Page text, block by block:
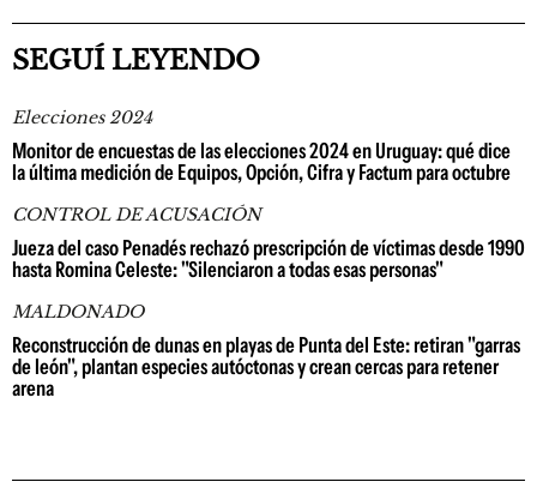
SEGUÍ LEYENDO
Elecciones 2024
Monitor de encuestas de las elecciones 2024 en Uruguay: qué dice
la última medición de Equipos, Opción, Cifra y Factum para octubre
CONTROL DE ACUSACIÓN
Jueza del caso Penadés rechazó prescripción de víctimas desde 1990
hasta Romina Celeste: "Silenciaron a todas esas personas"
MALDONADO
Reconstrucción de dunas en playas de Punta del Este: retiran "garras
de león", plantan especies autóctonas y crean cercas para retener
arena